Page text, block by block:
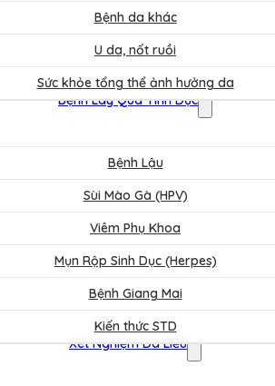
Bệnh da khác
U da, nốt ruồi
Sức khỏe tổng thể ảnh hưởng da
Bệnh Lây Qua Tình Dục
Bệnh Lậu
Sùi Mào Gà (HPV)
Viêm Phụ Khoa
Mụn Rộp Sinh Dục (Herpes)
Bệnh Giang Mai
Kiến thức STD
Xét Nghiệm Da Liễu